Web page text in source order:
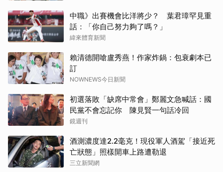
中職》出賽機會比洋將少？ 葉君璋罕見重
話：「你自己努力夠了嗎？」
緯來體育新聞
賴清德開嗆盧秀燕！作家炸鍋：包衰劇本已
訂
NOWNEWS今日新聞
初選落敗「缺席中常會」鄭麗文急喊話：國
民黨不會忘記你 陳見賢一句話冷回
鏡週刊
酒測濃度達2.2毫克！現役軍人酒駕「接近死
亡狀態」照樣開車上路遭勒退
三立新聞網